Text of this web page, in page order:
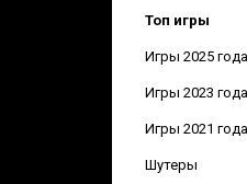
Топ игры
Игры 2025 года
Игры 2023 года
Игры 2021 года
Шутеры